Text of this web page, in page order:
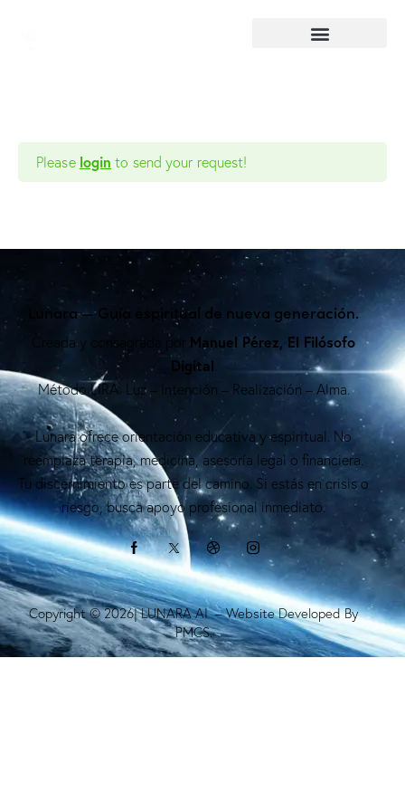
Please login to send your request!
Lunara — Guía espiritual de nueva generación.
Creada y consagrada por Manuel Pérez, El Filósofo
Digital
Método LIRA: Luz – Intención – Realización – Alma.
Lunara ofrece orientación educativa y espiritual. No
reemplaza terapia, medicina, asesoría legal o financiera.
Tu discernimiento es parte del camino. Si estás en crisis o
riesgo, busca apoyo profesional inmediato.
Copyright © 2026| LUNARA AI – Website Developed By
PMCS.